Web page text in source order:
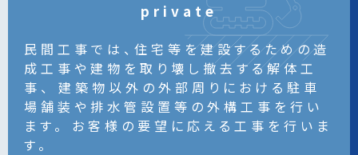
private
民間工事では、住宅等を建設するための造
成工事や建物を取り壊し撤去する解体工
事、
建築物以外の外部周りにおける駐車
場舗装や排水管設置等の外構工事を行い
ます。
お客様の要望に応える工事を行いま
す。